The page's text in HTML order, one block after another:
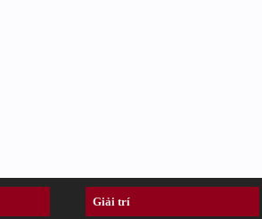
Giải trí